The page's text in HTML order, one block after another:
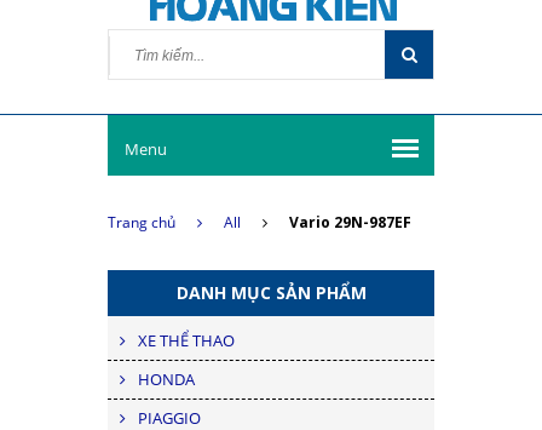
Menu
Trang chủ All Vario 29N-987EF
DANH MỤC SẢN PHẨM
XE THỂ THAO
HONDA
PIAGGIO